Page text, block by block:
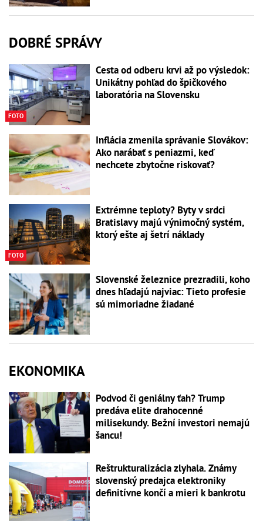
DOBRÉ SPRÁVY
FOTO
Cesta od odberu krvi až po výsledok:
Unikátny pohľad do špičkového
laboratória na Slovensku
Inflácia zmenila správanie Slovákov:
Ako narábať s peniazmi, keď
nechcete zbytočne riskovať?
FOTO
Extrémne teploty? Byty v srdci
Bratislavy majú výnimočný systém,
ktorý ešte aj šetrí náklady
Slovenské železnice prezradili, koho
dnes hľadajú najviac: Tieto profesie
sú mimoriadne žiadané
EKONOMIKA
Podvod či geniálny ťah? Trump
predáva elite drahocenné
milisekundy. Bežní investori nemajú
šancu!
Reštrukturalizácia zlyhala. Známy
slovenský predajca elektroniky
definitívne končí a mieri k bankrotu